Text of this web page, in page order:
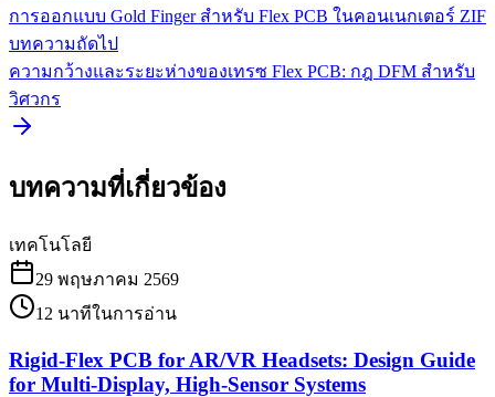
การออกแบบ Gold Finger สำหรับ Flex PCB ในคอนเนกเตอร์ ZIF
บทความถัดไป
ความกว้างและระยะห่างของเทรซ Flex PCB: กฎ DFM สำหรับ
วิศวกร
บทความที่เกี่ยวข้อง
เทคโนโลยี
29 พฤษภาคม 2569
12 นาทีในการอ่าน
Rigid-Flex PCB for AR/VR Headsets: Design Guide
for Multi-Display, High-Sensor Systems